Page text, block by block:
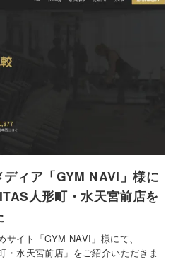
ィア「GYM NAVI」様に
人形町・水天宮前店を
イト「GYM NAVI」様にて、
・水天宮前店」をご紹介いただきま